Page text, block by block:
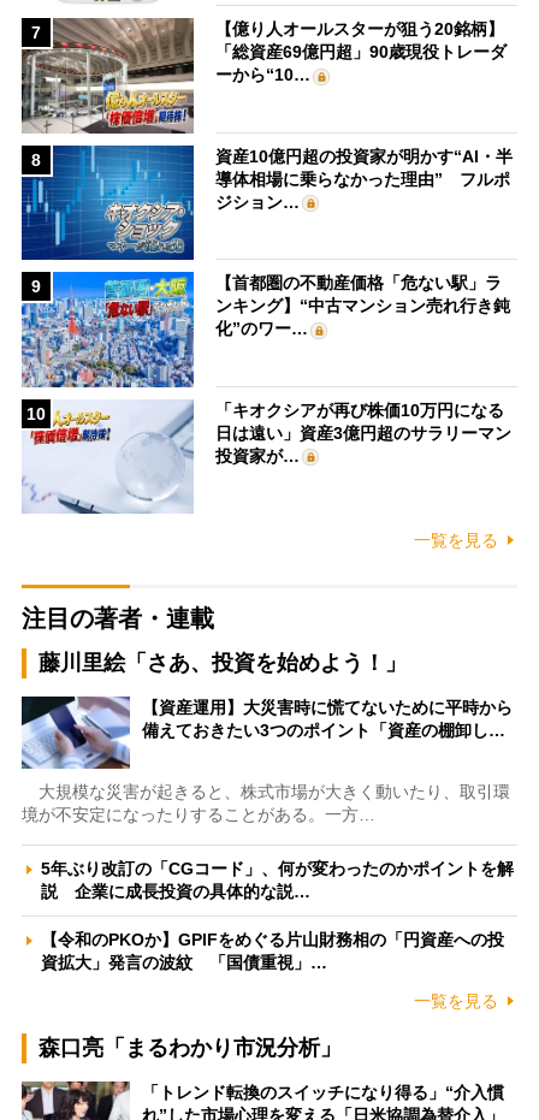
7
【億り人オールスターが狙う20銘柄】
「総資産69億円超」90歳現役トレーダ
ーから“10…
8
資産10億円超の投資家が明かす“AI・半
導体相場に乗らなかった理由” フルポ
ジション…
9
【首都圏の不動産価格「危ない駅」ラ
ンキング】“中古マンション売れ行き鈍
化”のワー…
10
「キオクシアが再び株価10万円になる
日は遠い」資産3億円超のサラリーマン
投資家が…
一覧を見る
注目の著者・連載
藤川里絵「さあ、投資を始めよう！」
【資産運用】大災害時に慌てないために平時から
備えておきたい3つのポイント「資産の棚卸し…
大規模な災害が起きると、株式市場が大きく動いたり、取引環
境が不安定になったりすることがある。一方…
5年ぶり改訂の「CGコード」、何が変わったのかポイントを解
説 企業に成長投資の具体的な説…
【令和のPKOか】GPIFをめぐる片山財務相の「円資産への投
資拡大」発言の波紋 「国債重視」…
一覧を見る
森口亮「まるわかり市況分析」
「トレンド転換のスイッチになり得る」“介入慣
れ”した市場心理を変える「日米協調為替介入」